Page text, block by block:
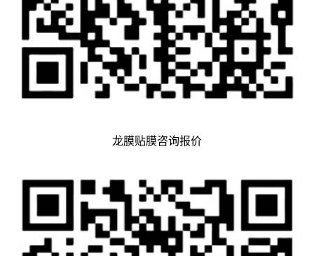
龙膜贴膜咨询报价